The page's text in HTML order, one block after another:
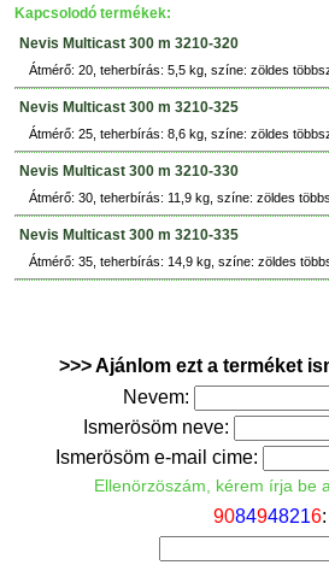
Kapcsolodó termékek:
Nevis Multicast 300 m 3210-320
Átmérő: 20, teherbírás: 5,5 kg, színe: zöldes
Nevis Multicast 300 m 3210-325
Átmérő: 25, teherbírás: 8,6 kg, színe: zöldes
Nevis Multicast 300 m 3210-330
Átmérő: 30, teherbírás: 11,9 kg, színe: zöldes
Nevis Multicast 300 m 3210-335
Átmérő: 35, teherbírás: 14,9 kg, színe: zöldes
>>> Ajánlom ezt a terméket
Nevem:
Ismerösöm neve:
Ismerösöm e-mail cime:
Ellenörzöszám, kérem írja be
9084948216: